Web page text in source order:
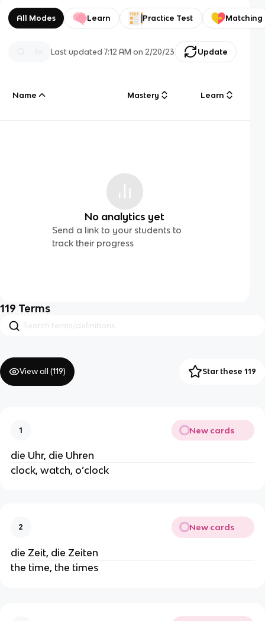
All Modes Learn Practice Test Matching
Last updated7:12 AM on 2/20/23 Update
Name Mastery Learn
No analytics yet
Send a link to your students to
track their progress
119 Terms
View all (119) Star these 119
1 New cards
die Uhr, die Uhren
clock, watch, o’clock
2 New cards
die Zeit, die Zeiten
the time, the times